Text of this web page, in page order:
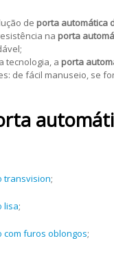
de porta automática
na porta
tecnologia, a porta
de fácil manuseio, se
transvision;
lisa;
com furos oblongos;